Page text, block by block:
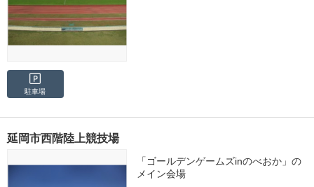
駐車場
延岡市西階陸上競技場
「ゴールデンゲームズinのべおか」の
メイン会場